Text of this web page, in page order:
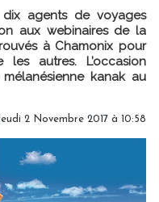
agents de voyages
aux webinaires de la
à Chamonix pour
autres. L’occasion
kanak au
2 Novembre 2017 à 10:58